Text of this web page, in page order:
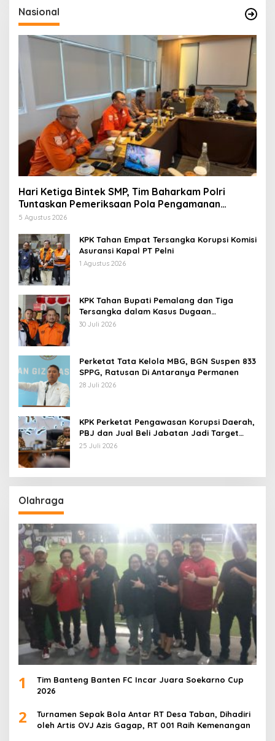
Nasional
Hari Ketiga Bintek SMP, Tim Baharkam Polri
Tuntaskan Pemeriksaan Pola Pengamanan
Pertamina Patra Niaga Jabar
5 Agustus 2026
KPK Tahan Empat Tersangka Korupsi Komisi
Asuransi Kapal PT Pelni
1 Agustus 2026
KPK Tahan Bupati Pemalang dan Tiga
Tersangka dalam Kasus Dugaan
Pemerasan
30 Juli 2026
Perketat Tata Kelola MBG, BGN Suspen 833
SPPG, Ratusan Di Antaranya Permanen
28 Juli 2026
KPK Perketat Pengawasan Korupsi Daerah,
PBJ dan Jual Beli Jabatan Jadi Target
Utama
25 Juli 2026
Olahraga
1
Tim Banteng Banten FC Incar Juara Soekarno Cup
2026
2
Turnamen Sepak Bola Antar RT Desa Taban, Dihadiri
oleh Artis OVJ Azis Gagap, RT 001 Raih Kemenangan